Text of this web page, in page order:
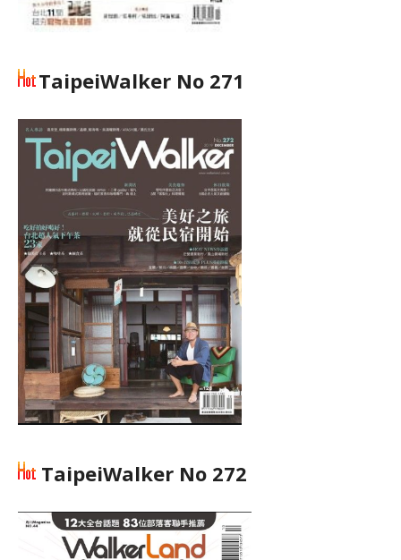
TaipeiWalker No 271
TaipeiWalker No 272